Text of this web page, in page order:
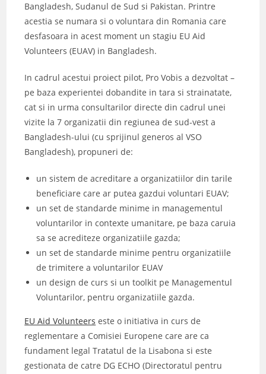
Bangladesh, Sudanul de Sud si Pakistan. Printre
acestia se numara si o voluntara din Romania care
desfasoara in acest moment un stagiu EU Aid
Volunteers (EUAV) in Bangladesh.
In cadrul acestui proiect pilot, Pro Vobis a dezvoltat –
pe baza experientei dobandite in tara si strainatate,
cat si in urma consultarilor directe din cadrul unei
vizite la 7 organizatii din regiunea de sud-vest a
Bangladesh-ului (cu sprijinul generos al VSO
Bangladesh), propuneri de:
un sistem de acreditare a organizatiilor din tarile
beneficiare care ar putea gazdui voluntari EUAV;
un set de standarde minime in managementul
voluntarilor in contexte umanitare, pe baza caruia
sa se acrediteze organizatiile gazda;
un set de standarde minime pentru organizatiile
de trimitere a voluntarilor EUAV
un design de curs si un toolkit pe Managementul
Voluntarilor, pentru organizatiile gazda.
EU Aid Volunteers este o initiativa in curs de
reglementare a Comisiei Europene care are ca
fundament legal Tratatul de la Lisabona si este
gestionata de catre DG ECHO (Directoratul pentru